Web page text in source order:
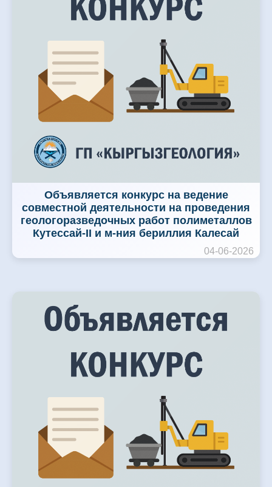
Объявляется конкурс на ведение
совместной деятельности на проведения
геологоразведочных работ полиметаллов
Кутессай-II и м-ния бериллия Калесай
04-06-2026